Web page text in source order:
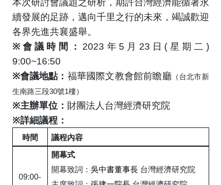
本次研討會議題之研析，期許台灣經濟能循著永
續發展的足跡，邁向千里之行的未來，竭誠歡迎
各界先進共襄盛舉。
※ 會議時間： 2023 年 5 月 23 日 ( 星期二 )
9:00~16:50
※會議地點： 福華國際文教會館前瞻廳 （台北市新
生南路三段30號1樓）
※主辦單位： 財團法人台灣經濟研究院
※詳細議程：
時間 議程內容
09:00-
開幕式
開幕致詞： 吳中書董事長 台灣經濟研究院